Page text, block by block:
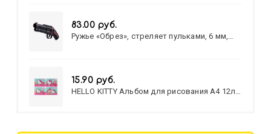
83.00 руб.
Ружье «Обрез», стреляет пульками, 6 мм,
15.90 руб.
HELLO KITTY Альбом для рисования А4 12л.